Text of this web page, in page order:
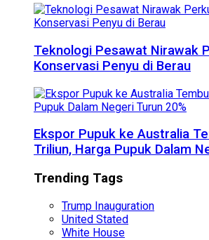
Teknologi Pesawat Nirawak
Konservasi Penyu di Berau
Ekspor Pupuk ke Australia
Triliun, Harga Pupuk Dalam
Trending Tags
Trump Inauguration
United Stated
White House